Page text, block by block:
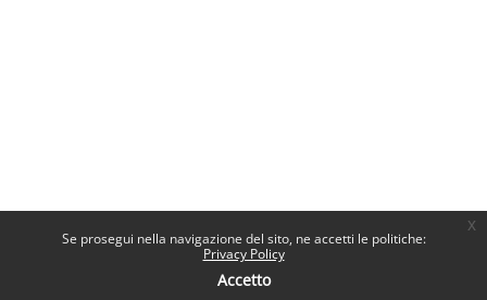
Se prosegui nella navigazione del sito, ne accetti le politiche:
Privacy Policy
Accetto
x